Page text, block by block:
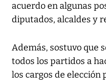
acuerdo en algunas
diputados, alcaldes y
Además, sostuvo que
todos los partidos a
los cargos de elección